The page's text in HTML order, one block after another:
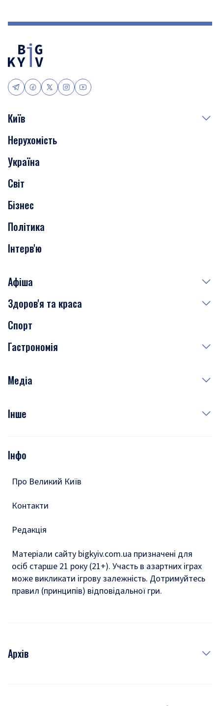
Київ
Події
Скандали
Нерухомість
Транспорт
Нерухомість
Україна
Світ
Бізнес
Політика
Інтерв'ю
Афіша
Сьогодні
Завтра
Субота
Здоров'я та краса
Медицина
Краса
Спорт
Гастрономія
Рецепти
Медіа
Фото
Подкасти
Інше
Тести
Інфо
Про Великий Київ
Контакти
Редакція
Матеріали сайту bigkyiv.com.ua призначені для
осіб старше 21 року (21+). Участь в азартних іграх
може викликати ігрову залежність. Дотримуйтесь
правил (принципів) відповідальної гри.
Архів